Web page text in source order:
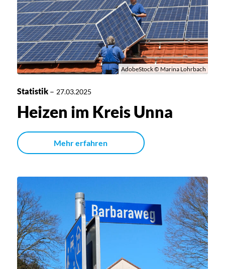
AdobeStock © Marina Lohrbach
Statistik– 27.03.2025
Heizen im Kreis Unna
Mehr erfahren